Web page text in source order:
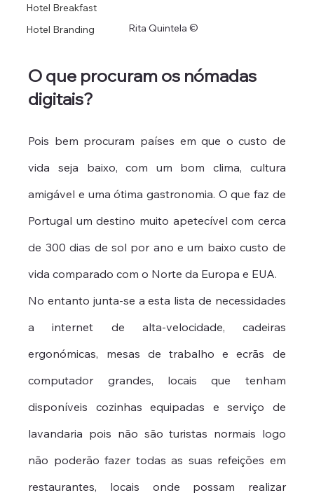
Hotel Breakfast
Hotel Branding
Rita Quintela ©
O que procuram os nómadas
digitais?
Pois bem procuram países em que o custo de
vida seja baixo, com um bom clima, cultura
amigável e uma ótima gastronomia. O que faz de
Portugal um destino muito apetecível com cerca
de 300 dias de sol por ano e um baixo custo de
vida comparado com o Norte da Europa e EUA.
No entanto junta-se a esta lista de necessidades
a internet de alta-velocidade, cadeiras
ergonómicas, mesas de trabalho e ecrãs de
computador grandes, locais que tenham
disponíveis cozinhas equipadas e serviço de
lavandaria pois não são turistas normais logo
não poderão fazer todas as suas refeições em
restaurantes, locais onde possam realizar